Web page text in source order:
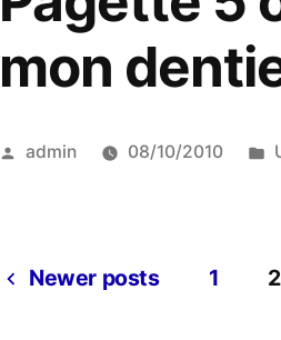
mon
Posted
admin 08/10/2010
Newer posts 1 2